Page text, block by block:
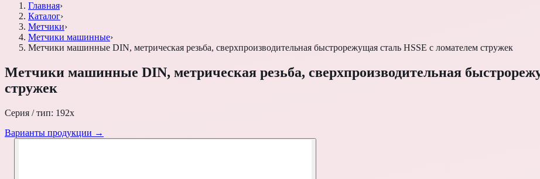
Главная›
Каталог›
Метчики›
Метчики машинные›
Метчики машинные DIN, метрическая резьба, сверхпроизводительная быстрорежущая сталь HSSE с ломателем стружек
Метчики машинные DIN, метрическая резьба, сверхпроизводительная
стружек
Серия / тип: 192x
Варианты продукции →